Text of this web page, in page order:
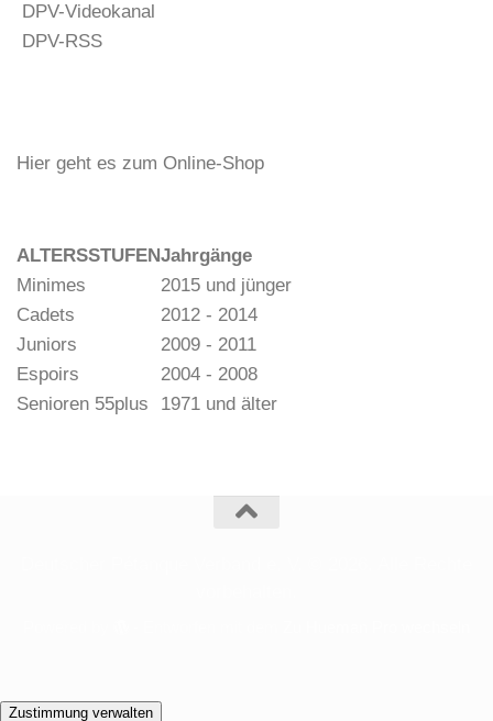
DPV-Videokanal
DPV-RSS
Hier geht es zum Online-Shop
ALTERSSTUFENJahrgänge
Minimes
2015 und jünger
Cadets
2012 - 2014
Juniors
2009 - 2011
Espoirs
2004 - 2008
Senioren 55plus
1971 und älter
Zustimmung verwalten